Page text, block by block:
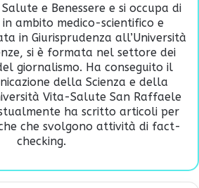
e Benessere e si occupa di
in ambito medico-scientifico e
in Giurisprudenza all’Università
si è formata nel settore dei
giornalismo. Ha conseguito il
della Scienza e della
Vita-Salute San Raffaele
ha scritto articoli per
che svolgono attività di fact-
checking.